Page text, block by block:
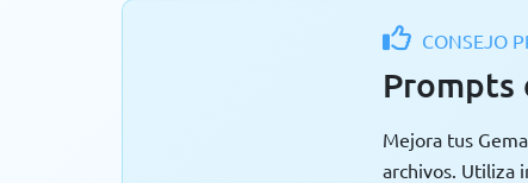
CONSEJO
Prompts
Mejora tus
archivos. Utiliza